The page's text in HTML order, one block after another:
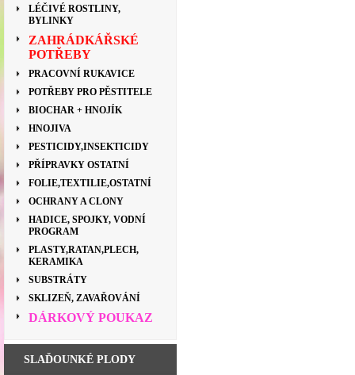
LÉČIVÉ ROSTLINY,
BYLINKY
ZAHRÁDKÁŘSKÉ
POTŘEBY
PRACOVNÍ RUKAVICE
POTŘEBY PRO PĚSTITELE
BIOCHAR + HNOJÍK
HNOJIVA
PESTICIDY,INSEKTICIDY
PŘÍPRAVKY OSTATNÍ
FOLIE,TEXTILIE,OSTATNÍ
OCHRANY A CLONY
HADICE, SPOJKY, VODNÍ
PROGRAM
PLASTY,RATAN,PLECH,
KERAMIKA
SUBSTRÁTY
SKLIZEŇ, ZAVAŘOVÁNÍ
DÁRKOVÝ POUKAZ
SLAĎOUNKÉ PLODY